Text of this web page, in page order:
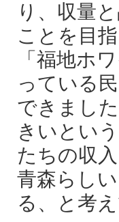
り、収量
ことを目
「福地ホ
っている
できまし
きいとい
たちの収
青森らし
る、と考